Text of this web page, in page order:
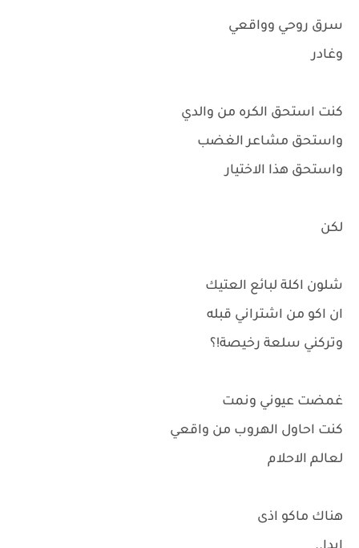
سرق روحي وواقعي
وغادر
كنت استحق الكره من والدي
واستحق مشاعر الغضب
واستحق هذا الاختيار
لكن
شلون اكلة لبائع العتيك
ان اكو من اشتراني قبله
وتركني سلعة رخيصة!؟
غمضت عيوني ونمت
كنت احاول الهروب من واقعي
لعالم الاحلام
هناك ماكو اذى